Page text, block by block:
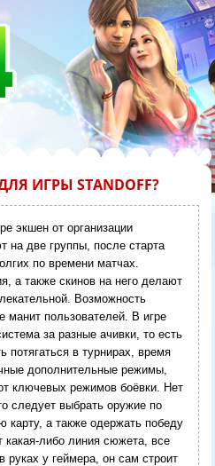
ИГРЫ STANDOFF?
экшен от организации
на две группы, после старта
по времени матчах.
а также скинов на него делают
Возможность
манит пользователей. В игре
за разные ачивки, то есть
потягаться в турнирах, время
дополнительные режимы,
ключевых режимов боёвки. Нет
следует выбрать оружие по
карту, а также одержать победу
какая-либо линия сюжета, все
руках у геймера, он сам строит